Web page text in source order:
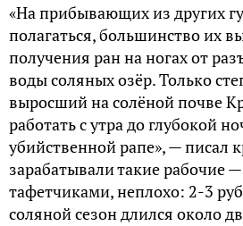
«На прибывающих из других
полагаться, большинство их
получения ран на ногах от
воды соляных озёр. Только
выросший на солёной почве
работать с утра до глубокой
убийственной рапе», — писал
зарабатывали такие рабочие
тафетчиками, неплохо: 2-3
соляной сезон длился около